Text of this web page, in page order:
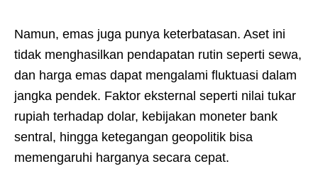
Namun, emas juga punya keterbatasan. Aset ini
tidak menghasilkan pendapatan rutin seperti sewa,
dan harga emas dapat mengalami fluktuasi dalam
jangka pendek. Faktor eksternal seperti nilai tukar
rupiah terhadap dolar, kebijakan moneter bank
sentral, hingga ketegangan geopolitik bisa
memengaruhi harganya secara cepat.